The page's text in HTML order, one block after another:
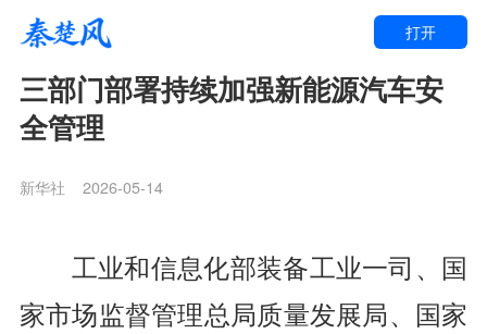
打开
三部门部署持续加强新能源汽车安
全管理
新华社 2026-05-14
工业和信息化部装备工业一司、国
家市场监督管理总局质量发展局、国家